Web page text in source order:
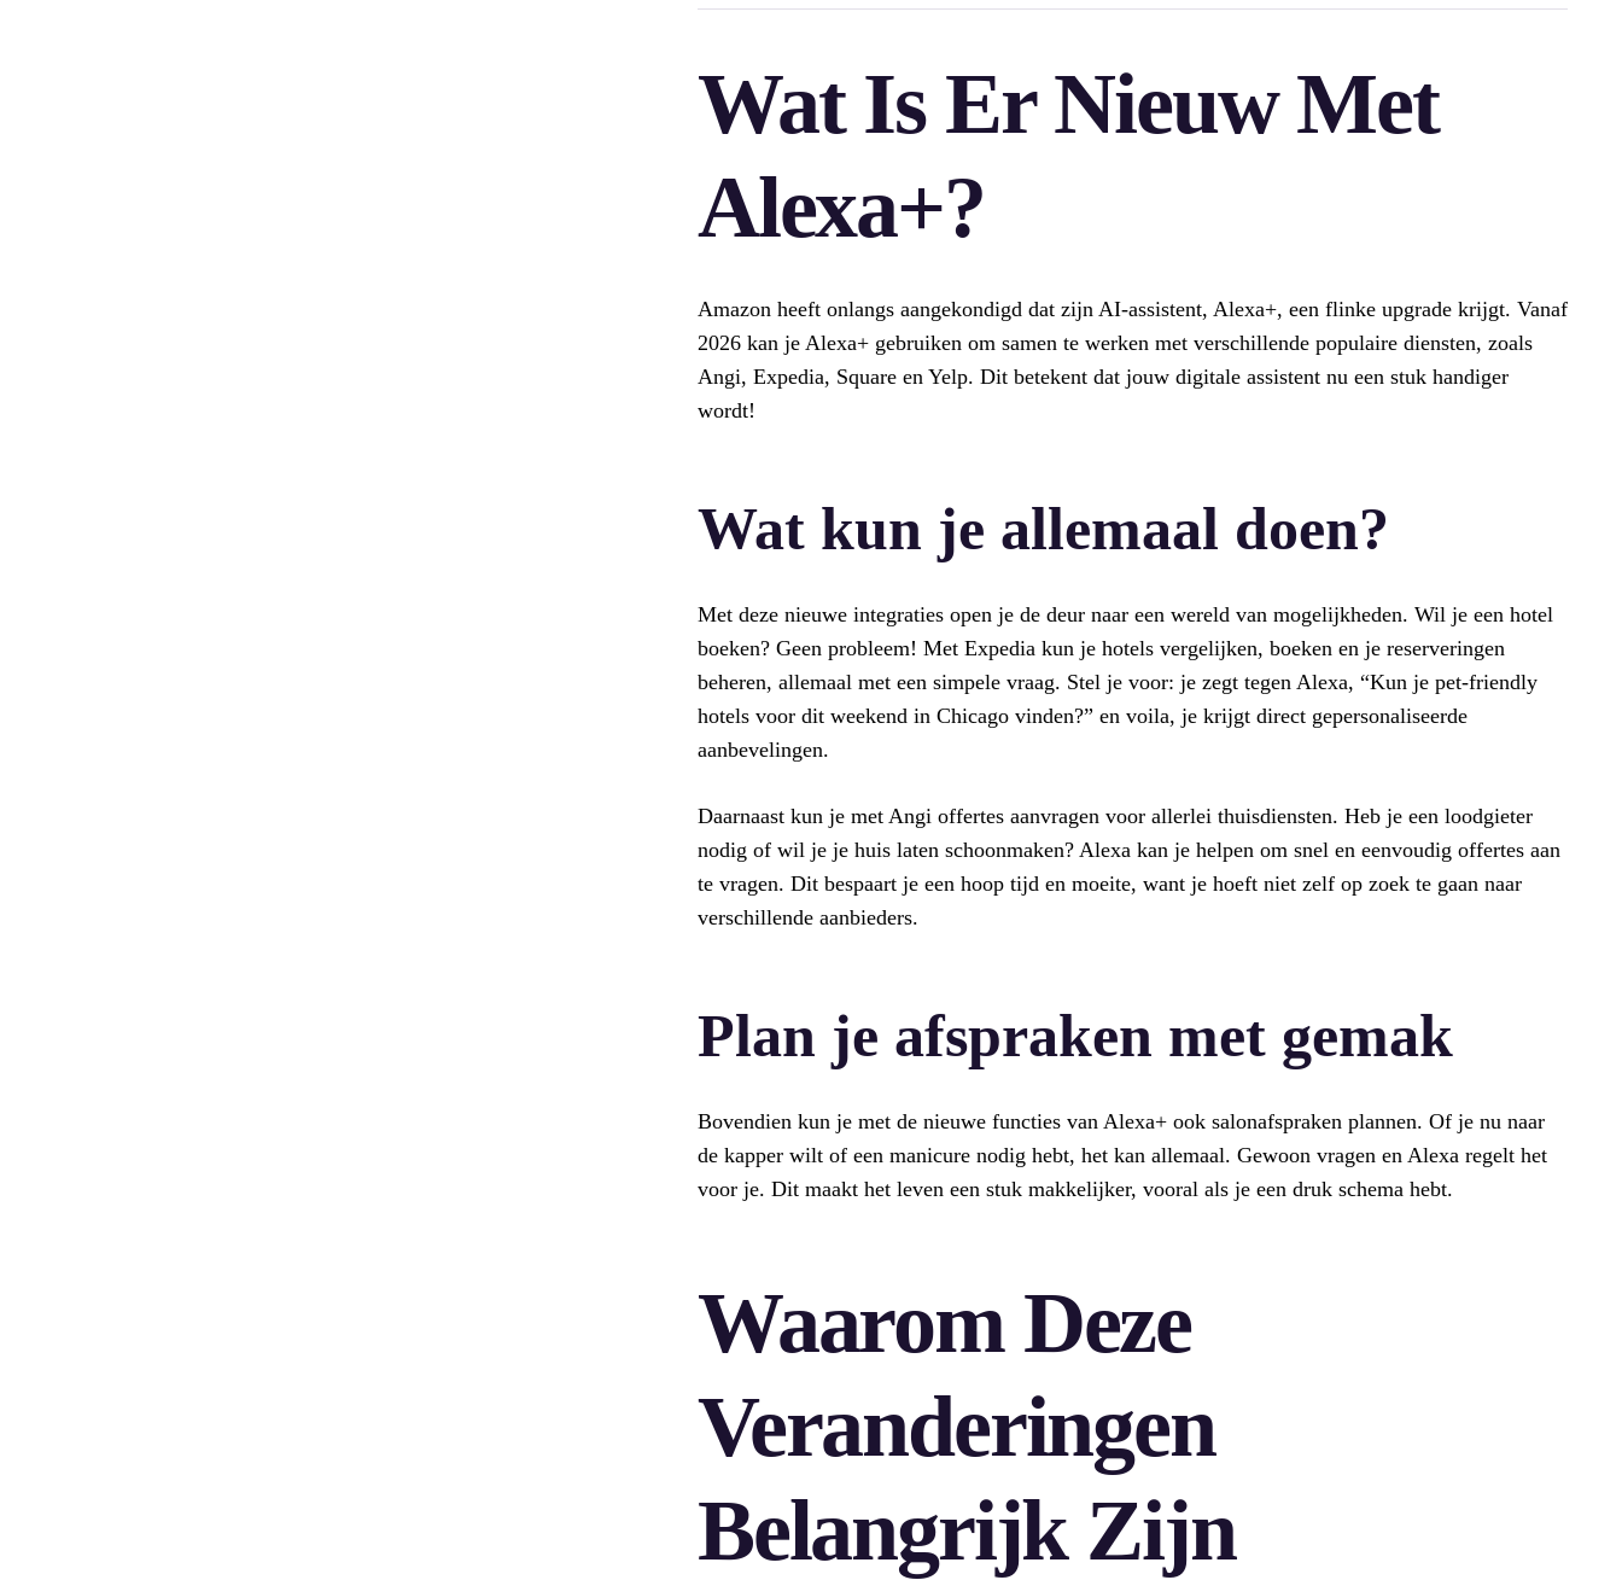
Wat Is Er Nieuw Met
Alexa+?
Amazon heeft onlangs aangekondigd dat zijn AI-assistent, Alexa+, een flinke upgrade krijgt. Vanaf
2026 kan je Alexa+ gebruiken om samen te werken met verschillende populaire diensten, zoals
Angi, Expedia, Square en Yelp. Dit betekent dat jouw digitale assistent nu een stuk handiger
wordt!
Wat kun je allemaal doen?
Met deze nieuwe integraties open je de deur naar een wereld van mogelijkheden. Wil je een hotel
boeken? Geen probleem! Met Expedia kun je hotels vergelijken, boeken en je reserveringen
beheren, allemaal met een simpele vraag. Stel je voor: je zegt tegen Alexa, “Kun je pet-friendly
hotels voor dit weekend in Chicago vinden?” en voila, je krijgt direct gepersonaliseerde
aanbevelingen.
Daarnaast kun je met Angi offertes aanvragen voor allerlei thuisdiensten. Heb je een loodgieter
nodig of wil je je huis laten schoonmaken? Alexa kan je helpen om snel en eenvoudig offertes aan
te vragen. Dit bespaart je een hoop tijd en moeite, want je hoeft niet zelf op zoek te gaan naar
verschillende aanbieders.
Plan je afspraken met gemak
Bovendien kun je met de nieuwe functies van Alexa+ ook salonafspraken plannen. Of je nu naar
de kapper wilt of een manicure nodig hebt, het kan allemaal. Gewoon vragen en Alexa regelt het
voor je. Dit maakt het leven een stuk makkelijker, vooral als je een druk schema hebt.
Waarom Deze
Veranderingen
Belangrijk Zijn